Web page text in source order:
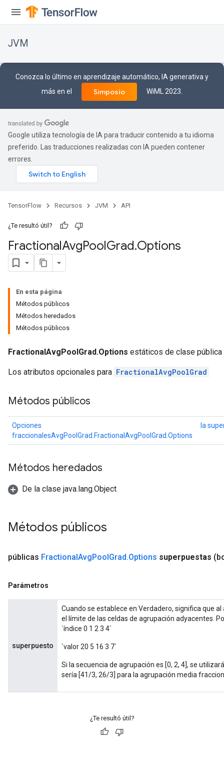
JVM
Conozca lo último en aprendizaje automático, IA generativa y
más en el
Simposio WiML 2023.
Google utiliza tecnología de IA para traducir contenido a tu idioma
preferido. Las traducciones realizadas con IA pueden contener
errores.
TensorFlow Recursos JVM API
¿Te resultó útil?
FractionalAvgPoolGrad.Options
En esta página
Métodos públicos
Métodos heredados
Métodos públicos
FractionalAvgPoolGrad.Options estáticos de clase pública
Los atributos opcionales para FractionalAvgPoolGrad
Métodos públicos
Opciones
fraccionalesAvgPoolGrad.FractionalAvgPoolGrad.Options
la
Métodos heredados
De la clase java.lang.Object
Métodos públicos
públicas FractionalAvgPoolGrad.Options superpuestas
Parámetros
superpuesto
Cuando se establece en Verdadero, significa que
el límite de las celdas de agrupación adyacentes.
`índice 0 1 2 3 4`
`valor 20 5 16 3 7`
Si la secuencia de agrupación es [0, 2, 4], se
sería [41/3, 26/3] para la agrupación media
¿Te resultó útil?